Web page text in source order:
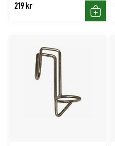
219 kr
Köp